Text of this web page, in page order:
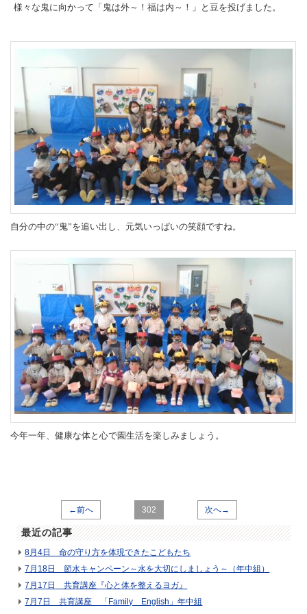
様々な鬼に向かって「鬼は外～！福は内～！」と豆を投げました。
自分の中の“鬼”を追い出し、元気いっぱいの笑顔ですね。
今年一年、健康な体と心で園生活を楽しみましょう。
←前へ 302 次へ→
最近の記事
8月4日 命の守り方を体現できたこどもたち
7月18日 節水キャンペーン～水を大切にしましょう～（年中組）
7月17日 共育講座『心と体を整えるヨガ』
7月7日 共育講座 「Family English」年中組